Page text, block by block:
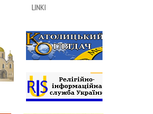
LINKI